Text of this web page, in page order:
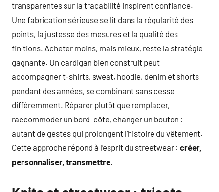
transparentes sur la traçabilité inspirent confiance.
Une fabrication sérieuse se lit dans la régularité des
points, la justesse des mesures et la qualité des
finitions. Acheter moins, mais mieux, reste la stratégie
gagnante. Un cardigan bien construit peut
accompagner t-shirts, sweat, hoodie, denim et shorts
pendant des années, se combinant sans cesse
différemment. Réparer plutôt que remplacer,
raccommoder un bord-côte, changer un bouton :
autant de gestes qui prolongent l’histoire du vêtement.
Cette approche répond à l’esprit du streetwear : créer,
personnaliser, transmettre.